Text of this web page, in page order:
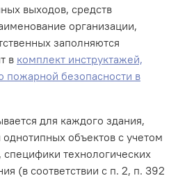
выходов, средств
организации,
заполняются
в комплект инструктажей,
пожарной безопасности в
для каждого здания,
объектов с учетом
технологических
(в соответствии с п. 2, п. 392